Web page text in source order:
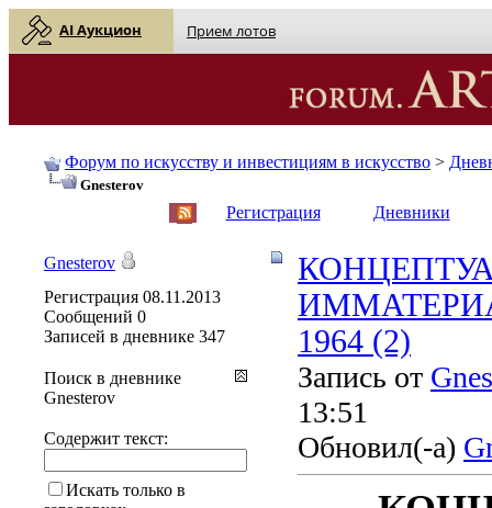
AI Аукцион Прием лотов
Форум по искусству и инвестициям в искусство >
Gnesterov
Регистрация Дневники
1964 (2)
Запись от
13:51
Обновил(-а)
Gnesterov
Регистрация 08.11.2013
Сообщений 0
Записей в дневнике 347
Поиск в дневнике
Gnesterov
Содержит текст:
Искать только в